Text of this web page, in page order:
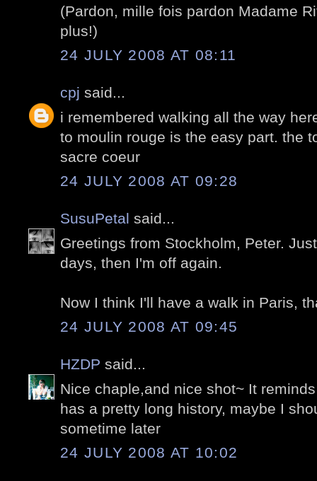
(Pardon, mille fois pardon Madame
plus!)
24 JULY 2008 AT 08:11
cpj said...
i remembered walking all the way
to moulin rouge is the easy part. the
sacre coeur
24 JULY 2008 AT 09:28
SusuPetal said...
Greetings from Stockholm, Peter.
days, then I'm off again.
Now I think I'll have a walk in Paris,
24 JULY 2008 AT 09:45
HZDP said...
Nice chaple,and nice shot~ It
has a pretty long history, maybe I
sometime later
24 JULY 2008 AT 10:02